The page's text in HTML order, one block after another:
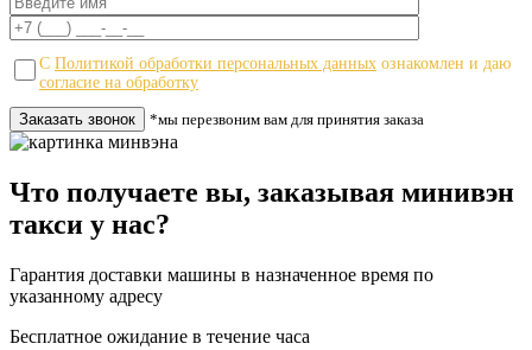
С Политикой обработки персональных данных ознакомлен и даю
согласие на обработку
*мы перезвоним вам для принятия заказа
Что получаете вы, заказывая минивэн
такси у нас?
Гарантия доставки машины в назначенное время по
указанному адресу
Бесплатное ожидание в течение часа